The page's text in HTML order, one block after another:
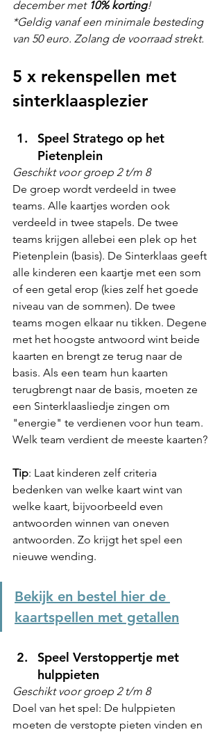
december met 10% korting!
*Geldig vanaf een minimale besteding
van 50 euro. Zolang de voorraad strekt.
5 x rekenspellen met
sinterklaasplezier
Speel Stratego op het
Pietenplein
Geschikt voor groep 2 t/m 8
De groep wordt verdeeld in twee
teams. Alle kaartjes worden ook
verdeeld in twee stapels. De twee
teams krijgen allebei een plek op het
Pietenplein (basis). De Sinterklaas geeft
alle kinderen een kaartje met een som
of een getal erop (kies zelf het goede
niveau van de sommen). De twee
teams mogen elkaar nu tikken. Degene
met het hoogste antwoord wint beide
kaarten en brengt ze terug naar de
basis. Als een team hun kaarten
terugbrengt naar de basis, moeten ze
een Sinterklaasliedje zingen om
"energie" te verdienen voor hun team.
Welk team verdient de meeste kaarten?
Tip: Laat kinderen zelf criteria
bedenken van welke kaart wint van
welke kaart, bijvoorbeeld even
antwoorden winnen van oneven
antwoorden. Zo krijgt het spel een
nieuwe wending.
Bekijk en bestel hier de
kaartspellen met getallen
Speel Verstoppertje met
hulppieten
Geschikt voor groep 2 t/m 8
Doel van het spel: De hulppieten
moeten de verstopte pieten vinden en